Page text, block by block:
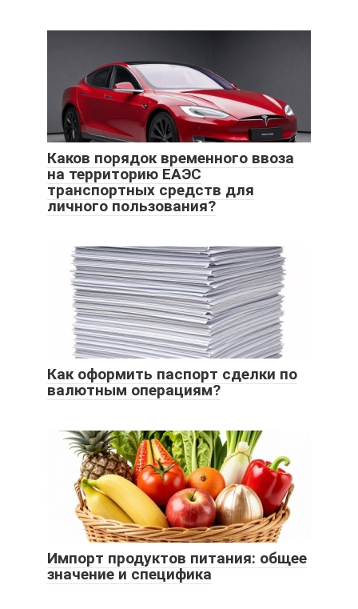
Каков порядок временного ввоза
на территорию ЕАЭС
транспортных средств для
личного пользования?
Как оформить паспорт сделки по
валютным операциям?
Импорт продуктов питания: общее
значение и специфика